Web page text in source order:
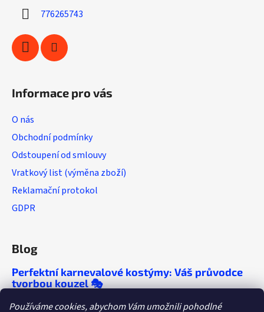
Používáme cookies, abychom Vám umožnili pohodlné
776265743
Informace pro vás
O nás
Obchodní podmínky
Odstoupení od smlouvy
Vratkový list (výměna zboží)
Reklamační protokol
GDPR
Blog
Perfektní karnevalové kostýmy: Váš průvodce
tvorbou kouzel 🎭
🎭 Chcete, aby se o vaší párty mluvilo ještě